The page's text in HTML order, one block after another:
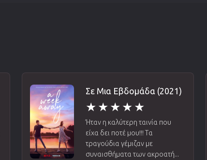
Σε Μια Εβδομάδα (2021)
Ήταν η καλύτερη ταινία που
είχα δει ποτέ μου!!! Τα
τραγούδια γέμιζαν με
συναισθήματα των ακροατή...